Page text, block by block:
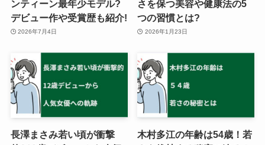
ンティーン最年少モデル?
デビュー作や受賞歴も紹介!
2026年7月4日
さを保つ美容や健康法の5
つの習慣とは?
2026年1月23日
長澤まさみ若い頃が衝撃
木村多江の年齢は54歳！若